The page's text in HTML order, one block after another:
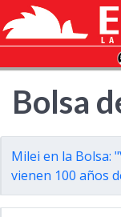
Bolsa
Milei en la Bolsa:
vienen 100 años